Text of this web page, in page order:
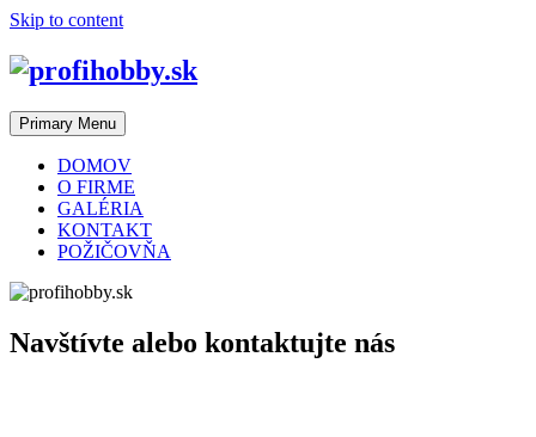
Skip to content
Primary Menu
DOMOV
O FIRME
GALÉRIA
KONTAKT
POŽIČOVŇA
Navštívte alebo kontaktujte nás